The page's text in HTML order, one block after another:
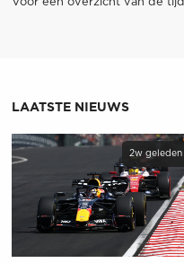
Voor een overzicht van de
LAATSTE NIEUWS
2w geleden